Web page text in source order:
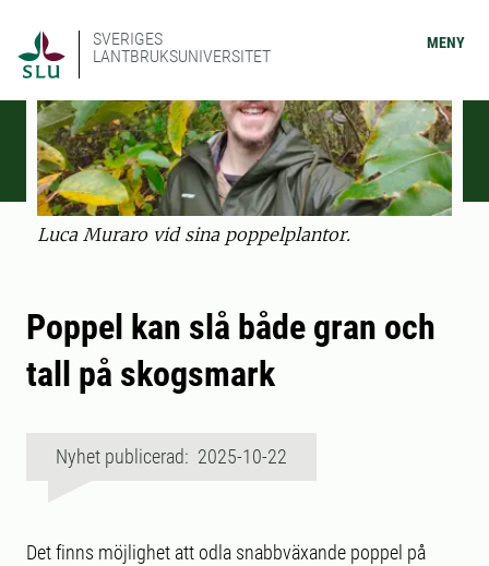
SVERIGES
LANTBRUKSUNIVERSITET
MENY
Luca Muraro vid sina poppelplantor.
Poppel kan slå både gran och
tall på skogsmark
Nyhet publicerad: 2025-10-22
Det finns möjlighet att odla snabbväxande poppel på